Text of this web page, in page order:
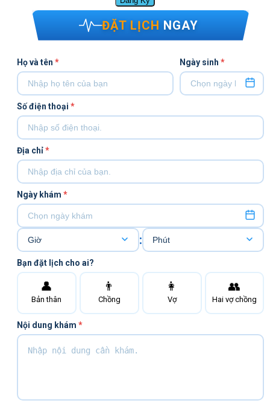
ĐẶT LỊCH NGAY
Họ và tên * Ngày sinh*
Số điện thoại *
Địa chỉ*
Ngày khám *
:
Bạn đặt lịch cho ai?
👤
Bản thân
👨
Chồng
👩
Vợ
👥
Hai vợ chồng
Nội dung khám *